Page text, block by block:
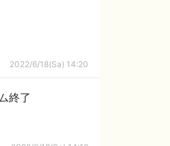
2022/6/18(Sa) 14:20
終了